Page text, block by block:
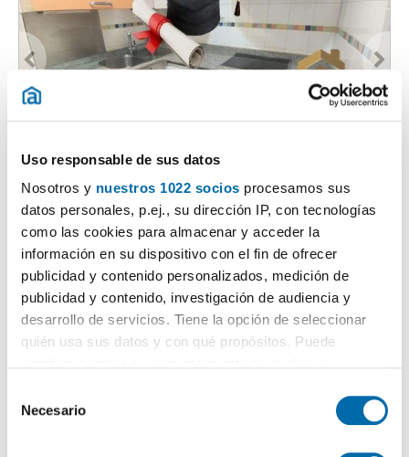
Uso responsable de sus datos
Nosotros y nuestros 1022 socios procesamos sus
datos personales, p.ej., su dirección IP, con tecnologías
como las cookies para almacenar y acceder la
información en su dispositivo con el fin de ofrecer
publicidad y contenido personalizados, medición de
publicidad y contenido, investigación de audiencia y
desarrollo de servicios. Tiene la opción de seleccionar
quién usa sus datos y con qué propósitos. Puede
el Menú de consentimiento.
Necesario
1,125€
79m2 3 Bd. 2 Bathrooms
Abando, Bilbao
Call
Contact